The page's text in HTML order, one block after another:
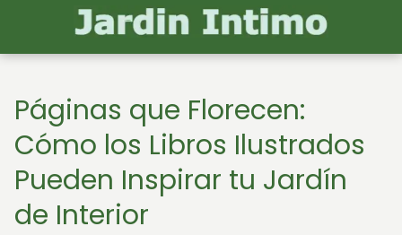
Páginas que Florecen:
Cómo los Libros Ilustrados
Pueden Inspirar tu Jardín
de Interior